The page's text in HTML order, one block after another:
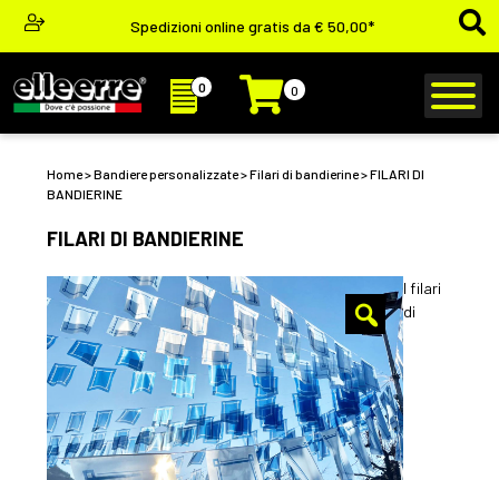
Spedizioni online gratis da € 50,00*
0 0
Home>Bandiere personalizzate>Filari di bandierine> FILARI DI
BANDIERINE
FILARI DI BANDIERINE
I filari
di